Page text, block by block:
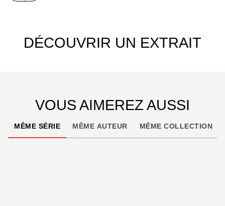
DÉCOUVRIR UN EXTRAIT
VOUS AIMEREZ AUSSI
MÊME SÉRIE MÊME AUTEUR MÊME COLLECTION